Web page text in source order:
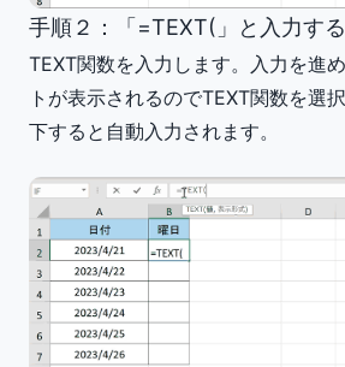
手順２：「=TEXT(」と入力する
TEXT関数を入力します。入力を進
トが表示されるのでTEXT関数を選
下すると自動入力されます。